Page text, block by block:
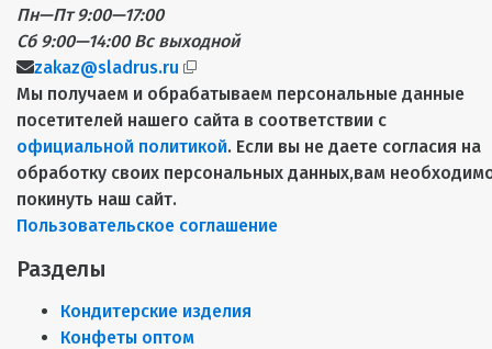
Пн—Пт 9:00—17:00
Сб 9:00—14:00 Вс выходной
zakaz@sladrus.ru
Мы получаем и обрабатываем персональные данные
посетителей нашего сайта в соответствии с
официальной политикой. Если вы не даете согласия на
обработку своих персональных данных,вам
покинуть наш сайт.
Пользовательское соглашение
Разделы
Кондитерские изделия
Конфеты оптом